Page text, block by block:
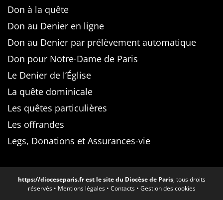
Don à la quête
Don au Denier en ligne
Don au Denier par prélèvement automatique
Don pour Notre-Dame de Paris
Le Denier de l’Église
La quête dominicale
Les quêtes particulières
Les offrandes
Legs, Donations et Assurances-vie
https://dioceseparis.frest le site du Diocèse de Paris, tous droits
réservés • Mentions légales• Contacts• Gestion des cookies